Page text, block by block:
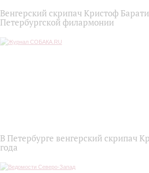
Венгерский скрипач Кристоф
Петербургской филармонии
В Петербурге венгерский скрипач
года